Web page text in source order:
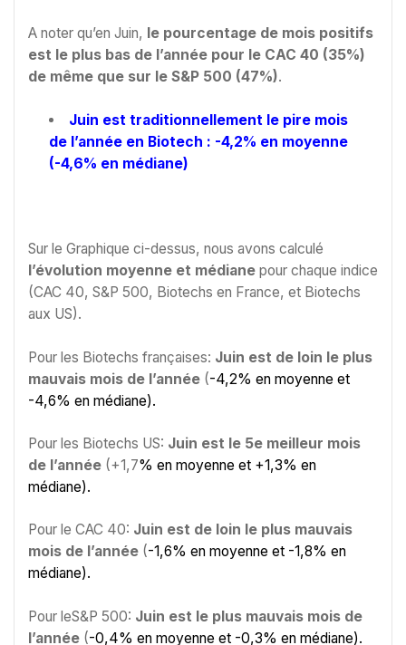
A noter qu’en Juin, le pourcentage de mois positifs
est le plus bas de l’année pour le CAC 40 (35%)
de même que sur le S&P 500 (47%).
Juin est traditionnellement le pire mois
de l’année en Biotech : -4,2% en moyenne
(-4,6% en médiane)
Sur le Graphique ci-dessus, nous avons calculé
l’évolution moyenne et médiane pour chaque indice
(CAC 40, S&P 500, Biotechs en France, et Biotechs
aux US).
Pour les Biotechs françaises: Juin est de loin le plus
mauvais mois de l’année (-4,2% en moyenne et
-4,6% en médiane).
Pour les Biotechs US: Juin est le 5e meilleur mois
de l’année (+1,7% en moyenne et +1,3% en
médiane).
Pour le CAC 40: Juin est de loin le plus mauvais
mois de l’année (-1,6% en moyenne et -1,8% en
médiane).
Pour leS&P 500: Juin est le plus mauvais mois de
l’année (-0,4% en moyenne et -0,3% en médiane).